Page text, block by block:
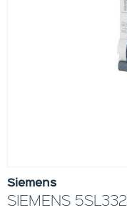
Siemens
SIEMENS